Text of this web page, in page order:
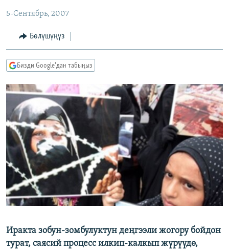
ЭКОНОМИКА
МАДАНИЯТ
БОРБОР АЗИЯ
АТАЙЫН ИЛИКТӨӨ
ТВ ПРОГРАММАЛАР
ЭКСПЕРТТЕР ТАЛДАЙТ
БИЗ ЖАНА ДҮЙНӨ
ДАНИСТЕ
ЭЖЕ-СИҢДИЛЕР
АЗАТТЫК+
ЫҢГАЙСЫЗ СУРООЛОР
ӨЗГӨЧӨ ПИКИР
Русский
ОНЛАЙН ШЕРИНЕ
ЭЕ/АРнун бардык сайттары
5-Сентябрь, 2007
Бөлүшүңүз
Бизди Google'дан табыңыз
Иракта зобун-зомбулуктун деңгээли жогору бойдон
турат, саясий процесс илкип-калкып жүрүүдө,